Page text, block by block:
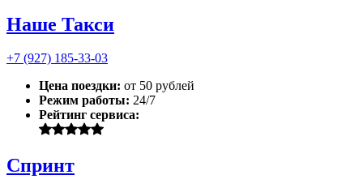
Наше Такси
+7 (927) 185-33-03
Цена поездки: от 50 рублей
Режим работы: 24/7
Рейтинг сервиса:
Спринт